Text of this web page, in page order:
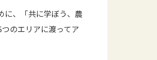
に、「共に学ぼう、農
のエリアに渡ってア